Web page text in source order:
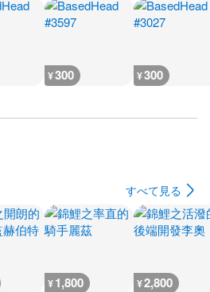
¥300 ¥300
すべて見る
¥1,800 ¥2,800